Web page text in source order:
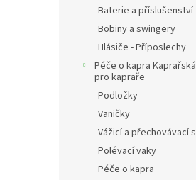
Baterie a příslušenství
Bobiny a swingery
Hlásiče - Příposlechy
Péče o kapra
pro kapraře
Podložky
Vaničky
Vážicí a přechovávací
Polévací vaky
Péče o kapra